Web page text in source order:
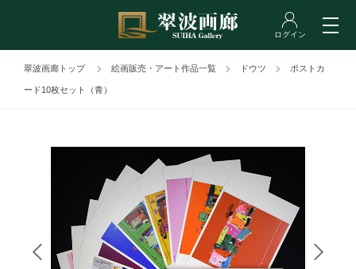
翠波画廊トップ 絵画販売・アート作品一覧 ドウツ ポストカ
ード10枚セット（青）